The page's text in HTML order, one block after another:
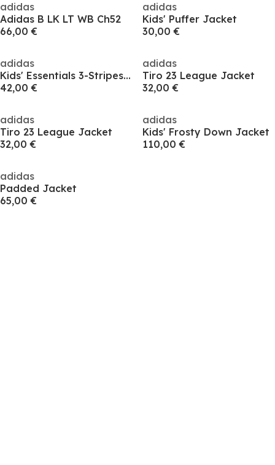
adidas
Adidas B LK LT WB Ch52
66,00 €
adidas
Kids' Puffer Jacket
30,00 €
adidas
Kids' Essentials 3-Stripes Water-Repellent Long Sleeve Puffer Jacket
42,00 €
adidas
Tiro 23 League Jacket
32,00 €
adidas
Tiro 23 League Jacket
32,00 €
adidas
Kids' Frosty Down Jacket
110,00 €
adidas
Padded Jacket
65,00 €